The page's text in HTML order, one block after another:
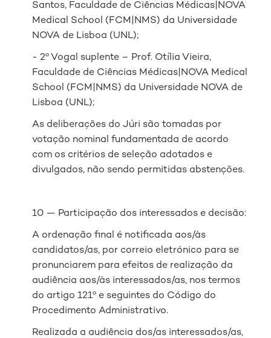
Santos, Faculdade de Ciências Médicas|NOVA
Medical School (FCM|NMS) da Universidade
NOVA de Lisboa (UNL);
- 2º Vogal suplente – Prof. Otília Vieira,
Faculdade de Ciências Médicas|NOVA Medical
School (FCM|NMS) da Universidade NOVA de
Lisboa (UNL);
As deliberações do Júri são tomadas por
votação nominal fundamentada de acordo
com os critérios de seleção adotados e
divulgados, não sendo permitidas abstenções.
10 — Participação dos interessados e decisão:
A ordenação final é notificada aos/às
candidatos/as, por correio eletrónico para se
pronunciarem para efeitos de realização da
audiência aos/às interessados/as, nos termos
do artigo 121º e seguintes do Código do
Procedimento Administrativo.
Realizada a audiência dos/as interessados/as,